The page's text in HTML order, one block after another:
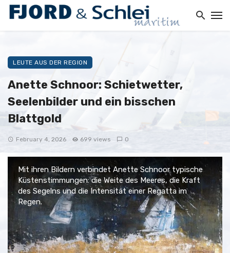
LEUTE AUS DER REGION
Anette Schnoor: Schietwetter,
Seelenbilder und ein bisschen
Blattgold
February 4, 2026 699 views 0
Mit ihren Bildern verbindet Anette Schnoor typische
Küstenstimmungen: die Weite des Meeres, die Kraft
des Segelns und die Intensität einer Regatta im
Regen.